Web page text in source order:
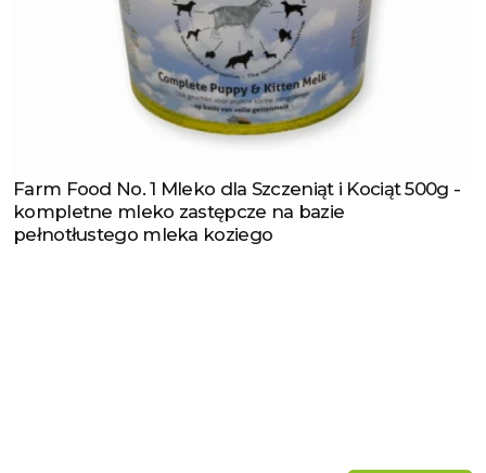
Zobacz produkt
Farm Food No. 1 Mleko dla Szczeniąt i Kociąt 500g -
kompletne mleko zastępcze na bazie
pełnotłustego mleka koziego